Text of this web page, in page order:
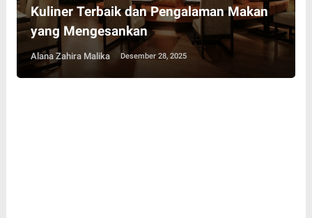
Kuliner Terbaik dan Pengalaman Makan
yang Mengesankan
Alana Zahira Malika Desember 28, 2025